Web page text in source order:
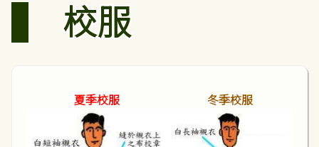
校服
夏季校服 冬季校服